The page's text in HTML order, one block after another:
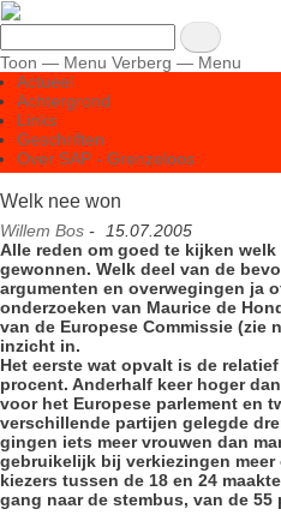
Menu
Toon — Menu Verberg — Menu
Actueel
Achtergrond
Links
Geschriften
Over SAP - Grenzeloos
Welk nee won
Willem Bos -
15.07.2005
Alle reden om goed te kijken
gewonnen. Welk deel van de
argumenten en overwegingen ja
onderzoeken van Maurice de
van de Europese Commissie (zie
inzicht in.
Het eerste wat opvalt is de
procent. Anderhalf keer hoger
voor het Europese parlement en
verschillende partijen gelegde
gingen iets meer vrouwen dan
gebruikelijk bij verkiezingen
kiezers tussen de 18 en 24
gang naar de stembus, van de 55